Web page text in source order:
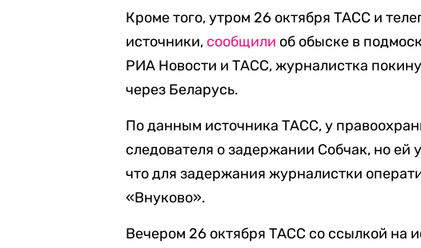
Кроме того, утром 26 октября ТАСС и
источники, сообщили об обыске в
РИА Новости и ТАСС, журналистка
через Беларусь.
По данным источника ТАСС, у
следователя о задержании Собчак, но ей
что для задержания журналистки
«Внуково».
Вечером 26 октября ТАСС со ссылкой на